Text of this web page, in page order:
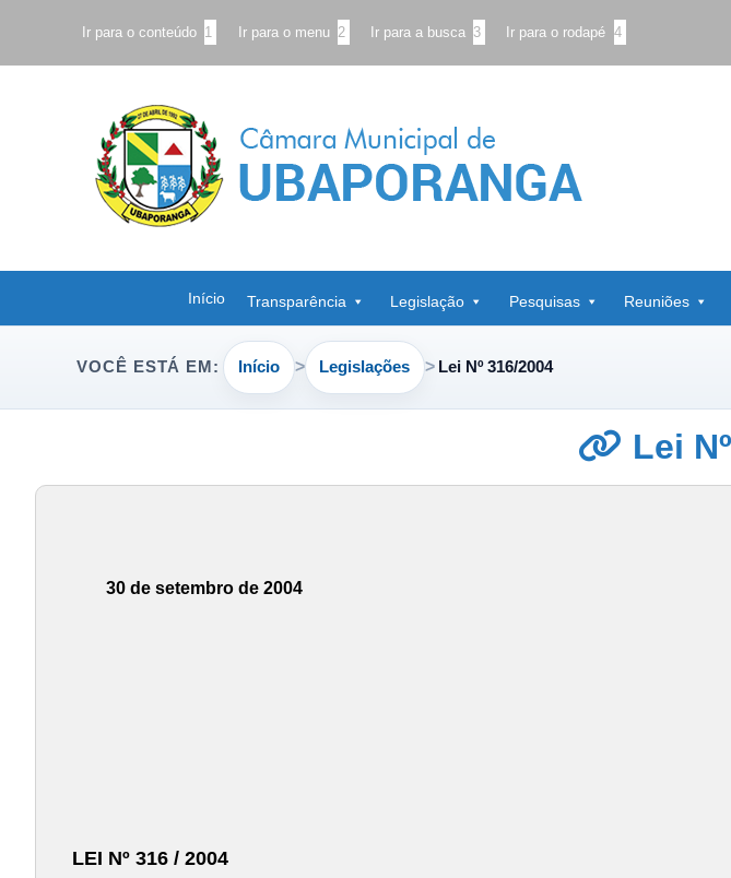
Ir para o conteúdo 1 Ir para o menu 2 Ir para a busca 3 Ir para o rodapé 4
Início Transparência Legislação Pesquisas Reuniões
VOCÊ ESTÁ EM: Início Legislações Lei Nº 316/2004
Lei
30 de setembro de 2004
LEI Nº 316 / 2004